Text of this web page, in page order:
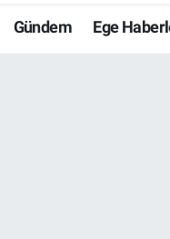
Gündem Ege